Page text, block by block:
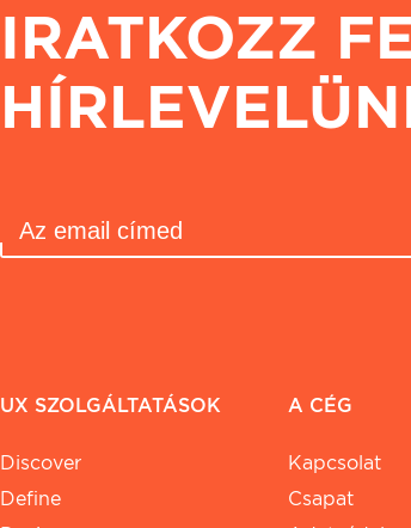
IRATKOZZ
UX SZOLGÁLTATÁSOK
Discover
Define
A CÉG
Kapcsolat
Csapat